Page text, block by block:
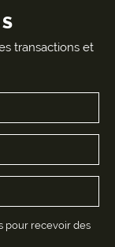
transactions et
pour recevoir des